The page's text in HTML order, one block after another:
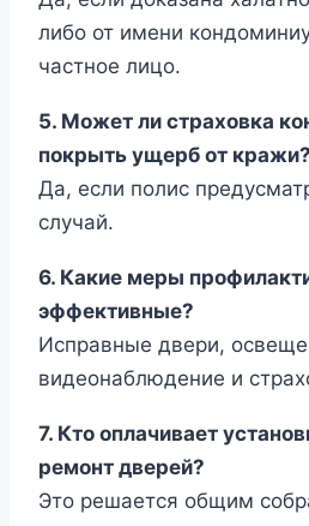
либо от имени
частное лицо.
5. Может ли страховка
покрыть ущерб от кражи?
Да, если полис
случай.
6. Какие меры
эффективные?
Исправные двери,
видеонаблюдение и
7. Кто оплачивает
ремонт дверей?
Это решается общим